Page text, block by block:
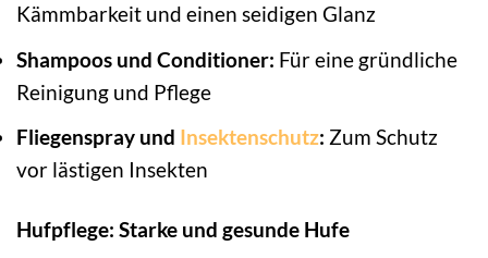
Kämmbarkeit und einen seidigen Glanz
Shampoos und Conditioner: Für eine gründliche
Reinigung und Pflege
Fliegenspray und Insektenschutz: Zum Schutz
vor lästigen Insekten
Hufpflege: Starke und gesunde Hufe